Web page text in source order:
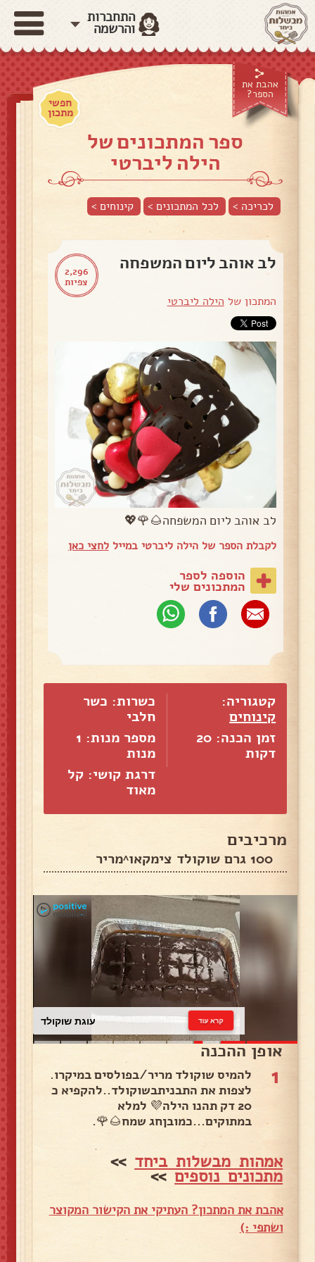
התחברות
והרשמה
אהבת את
הספר?
חפשי
מתכון
ספר המתכונים של
הילה ליברטי
לכריכה > לכל המתכונים > קינוחים>
2,296
צפיות
לב אוהב ליום המשפחה
המתכון של הילה ליברטי
לב אוהב ליום המשפחה🌰🌹💖
לקבלת הספר של הילה ליברטי במייללחצי כאן
הוספה לספר
המתכונים שלי
קטגוריה:
קינוחים
זמן הכנה: 20
דקות
כשרות: כשר
חלבי
מספר מנות: 1
מנות
דרגת קושי: קל
מאוד
מרכיבים
100 גרם שוקולד צימקאו^מריר
עוגת שוקולד קרא עוד
אופן ההכנה
1
להמיס שוקולד מריר/בפולסים במיקרו.
לצפות את התבניתבשוקולד..להקפיא כ
20 דק תהנו הילה💜 למלא
במתוקים...כמובןחג שמח🌰🌹.
אמהות מבשלות ביחד >>
מתכונים נוספים>>
אהבת את המתכון? העתיקי את הקישור המקוצר
ושתפי :)